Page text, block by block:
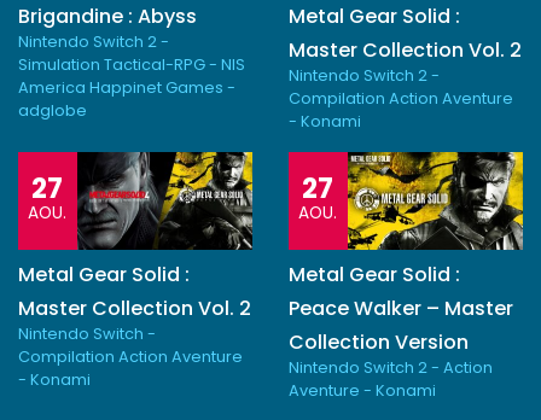
Brigandine : Abyss
Nintendo Switch 2 -
Simulation Tactical-RPG - NIS
America Happinet Games -
adglobe
Metal Gear Solid :
Master Collection Vol. 2
Nintendo Switch 2 -
Compilation Action Aventure
- Konami
27
AOU.
Metal Gear Solid :
Master Collection Vol. 2
Nintendo Switch -
Compilation Action Aventure
- Konami
27
AOU.
Metal Gear Solid :
Peace Walker – Master
Collection Version
Nintendo Switch 2 - Action
Aventure - Konami